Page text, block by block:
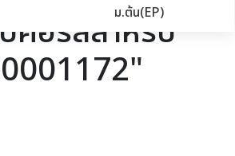
ไนท์ ม.ต้น(EP)
คอร์สสำหรับ